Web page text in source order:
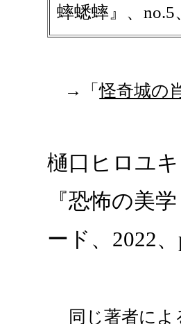
蟀蟋蟀』、
→「怪奇城の
樋口ヒロユ
『恐怖の美
ード、2022
同じ著者に